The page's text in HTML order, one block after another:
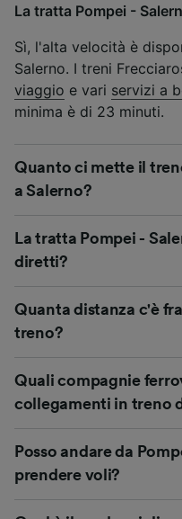
La tratta Pompei -
Sì, l'alta velocità è
Salerno. I treni
viaggio e vari servizi a
minima è di 23 minuti.
Quanto ci mette il
a Salerno?
La tratta Pompei -
diretti?
Quanta distanza c'è
treno?
Quali compagnie
collegamenti in treno
Posso andare da
prendere voli?